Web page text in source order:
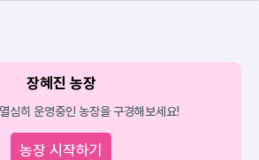
장혜진 농장
심히 운영중인 농장을 구경해보세요!
농장 시작하기